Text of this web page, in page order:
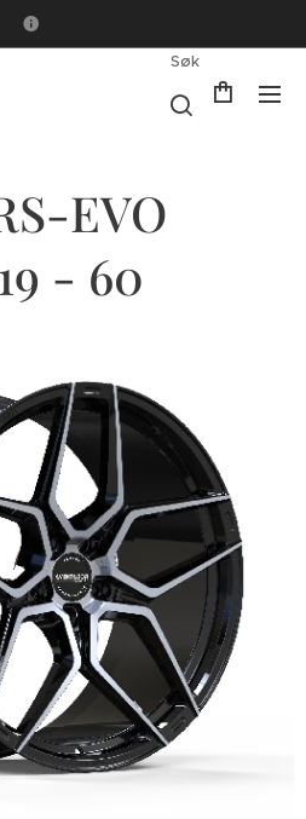
Søk
EVO
- 60